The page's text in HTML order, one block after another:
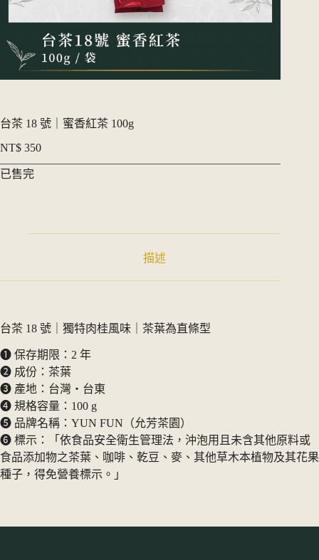
台茶 18 號｜蜜香紅茶 100g
NT$ 350
已售完
描述
台茶 18 號｜獨特肉桂風味｜茶葉為直條型
➊ 保存期限：2 年
➋ 成份：茶葉
➌ 產地：台灣・台東
➍ 規格容量：100 g
➎ 品牌名稱：YUN FUN（允芳茶園）
➏ 標示：「依食品安全衛生管理法，沖泡用且未含其他原料或
食品添加物之茶葉、咖啡、乾豆、麥、其他草木本植物及其花果
種子，得免營養標示。」